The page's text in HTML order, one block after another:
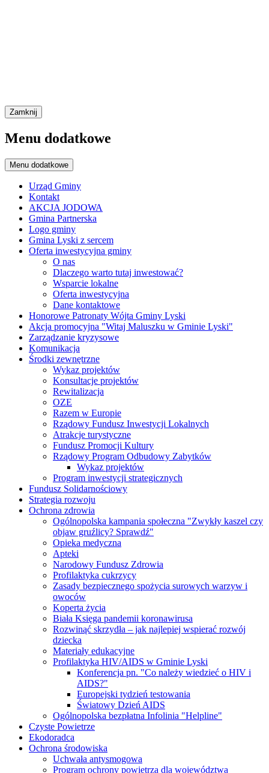
Zamknij
Menu dodatkowe
Menu dodatkowe
Urząd Gminy
Kontakt
AKCJA JODOWA
Gmina Partnerska
Logo gminy
Gmina Lyski z sercem
Oferta inwestycyjna gminy
O nas
Dlaczego warto tutaj inwestować?
Wsparcie lokalne
Oferta inwestycyjna
Dane kontaktowe
Honorowe Patronaty Wójta Gminy Lyski
Akcja promocyjna "Witaj Maluszku w Gminie Lyski"
Zarządzanie kryzysowe
Komunikacja
Środki zewnętrzne
Wykaz projektów
Konsultacje projektów
Rewitalizacja
OZE
Razem w Europie
Rządowy Fundusz Inwestycji Lokalnych
Atrakcje turystyczne
Fundusz Promocji Kultury
Rządowy Program Odbudowy Zabytków
Wykaz projektów
Program inwestycji strategicznych
Fundusz Solidarnościowy
Strategia rozwoju
Ochrona zdrowia
Ogólnopolska kampania społeczna "Zwykły kaszel czy
objaw gruźlicy? Sprawdź"
Opieka medyczna
Apteki
Narodowy Fundusz Zdrowia
Profilaktyka cukrzycy
Zasady bezpiecznego spożycia surowych warzyw i
owoców
Koperta życia
Biała Księga pandemii koronawirusa
Rozwinąć skrzydła – jak najlepiej wspierać rozwój
dziecka
Materiały edukacyjne
Profilaktyka HIV/AIDS w Gminie Lyski
Konferencja pn. "Co należy wiedzieć o HIV i
AIDS?"
Europejski tydzień testowania
Światowy Dzień AIDS
Ogólnopolska bezpłatna Infolinia "Helpline"
Czyste Powietrze
Ekodoradca
Ochrona środowiska
Uchwała antysmogowa
Program ochrony powietrza dla województwa